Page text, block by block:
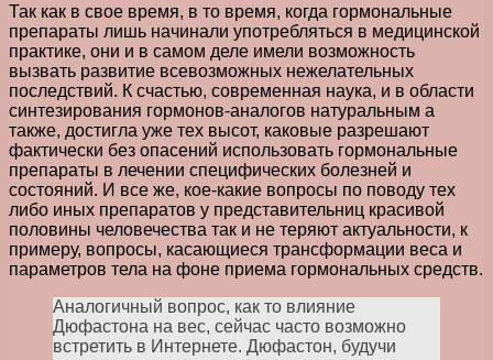
Так как в свое время, в то время, когда гормональные
препараты лишь начинали употребляться в медицинской
практике, они и в самом деле имели возможность
вызвать развитие всевозможных нежелательных
последствий. К счастью, современная наука, и в области
синтезирования гормонов-аналогов натуральным а
также, достигла уже тех высот, каковые разрешают
фактически без опасений использовать гормональные
препараты в лечении специфических болезней и
состояний. И все же, кое-какие вопросы по поводу тех
либо иных препаратов у представительниц красивой
половины человечества так и не теряют актуальности, к
примеру, вопросы, касающиеся трансформации веса и
параметров тела на фоне приема гормональных средств.
Аналогичный вопрос, как то влияние
Дюфастона на вес, сейчас часто возможно
встретить в Интернете. Дюфастон, будучи